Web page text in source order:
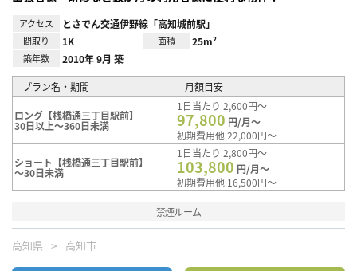
アクセス とさでん交通伊野線「高知城前駅」
間取り 1K 面積 25m²
築年数 2010年 9月 築
プラン名・期間 月額目安
ロング【桟橋通三丁目駅前】
30日以上～360日未満
1日当たり 2,600円～
97,800 円/月～
初期費用他 22,000円～
ショート【桟橋通三丁目駅前】
～30日未満
1日当たり 2,800円～
103,800 円/月～
初期費用他 16,500円～
禁煙ルーム
高知県 高知市